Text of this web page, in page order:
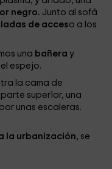
negro. Junto al sofá
de acceso a los
una bañeray
espejo.
la cama de
parte superior, una
unas escaleras.
la urbanización, se